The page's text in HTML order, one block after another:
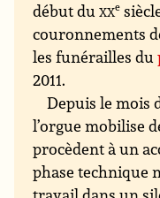
début duxxe
couronnements
les funérailles du
2011.
Depuis le mois
l’orgue mobilise
procèdent à un
phase technique